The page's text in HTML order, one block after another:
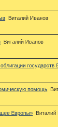
Виталий Иванов
Виталий Иванов
государств
помощь
Европы»
Виталий